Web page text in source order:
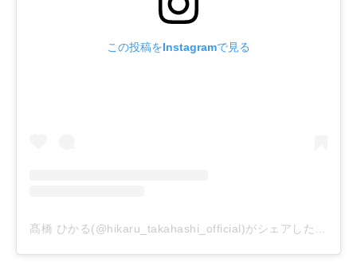
この投稿をInstagramで見る